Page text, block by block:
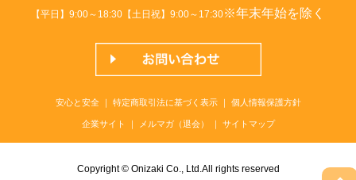
【平日】9:00～18:30【土日祝】9:00～17:30※年末年始を除く
安心と安全｜ 特定商取引法に基づく表示｜ 個人情報保護方針
企業サイト ｜ メルマガ（退会） ｜ サイトマップ
Copyright © Onizaki Co., Ltd.All rights reserved